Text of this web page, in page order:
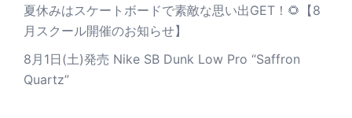
夏休みはスケートボードで素敵な思い出GET！🌻【8
月スクール開催のお知らせ】
8月1日(土)発売 Nike SB Dunk Low Pro “Saffron
Quartz”